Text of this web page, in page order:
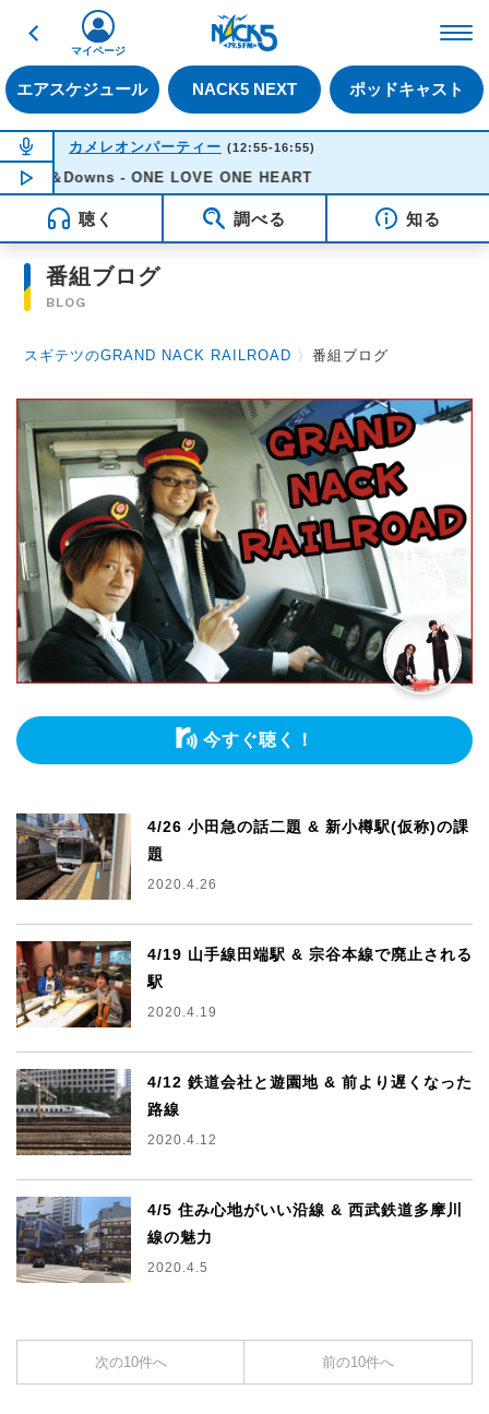
戻る
エアスケジュール NACK5 NEXT ポッドキャスト
マイページ
NOW ON AIR
カメレオンパーティー (12:55-16:55)
NOW PLAYING 14:19
＆Downs - ONE LOVE ONE HEART
聴く 調べる 知る
番組ブログ
BLOG
スギテツのGRAND NACK RAILROAD 〉番組ブログ
今すぐ聴く！
4/26 小田急の話二題 & 新小樽駅(仮称)の課
題
2020.4.26
4/19 山手線田端駅 & 宗谷本線で廃止される
駅
2020.4.19
4/12 鉄道会社と遊園地 & 前より遅くなった
路線
2020.4.12
4/5 住み心地がいい沿線 & 西武鉄道多摩川
線の魅力
2020.4.5
次の10件へ 前の10件へ